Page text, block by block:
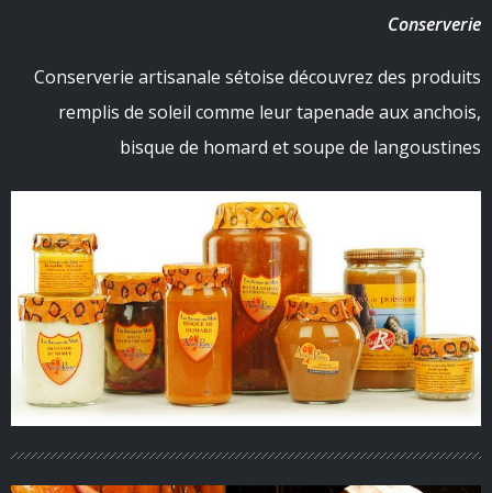
Conserverie
Conserverie artisanale sétoise découvrez des produits
remplis de soleil comme leur tapenade aux anchois,
bisque de homard et soupe de langoustines